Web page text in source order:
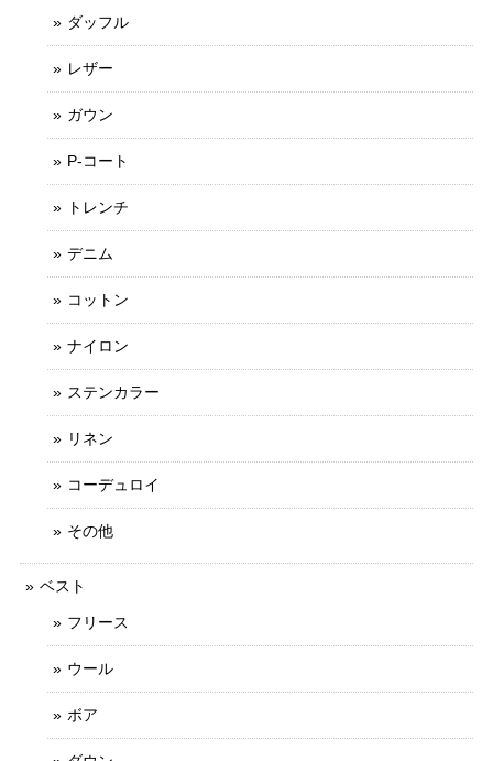
ダッフル
レザー
ガウン
P-コート
トレンチ
デニム
コットン
ナイロン
ステンカラー
リネン
コーデュロイ
その他
ベスト
フリース
ウール
ボア